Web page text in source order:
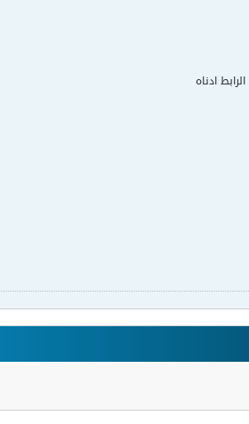
ادناه